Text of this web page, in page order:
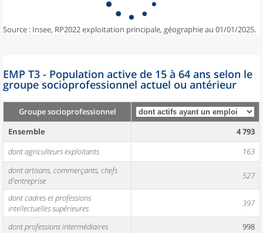
Source : Insee, RP2022 exploitation principale, géographie au 01/01/2025.
EMP T3 - Population active de 15 à 64 ans selon le
groupe socioprofessionnel actuel ou antérieur
Groupe socioprofessionnel
Ensemble
4 793
dont agriculteurs exploitants
163
dont artisans, commerçants, chefs
d'entreprise
527
dont cadres et professions
intellectuelles supérieures
397
dont professions intermédiaires 998